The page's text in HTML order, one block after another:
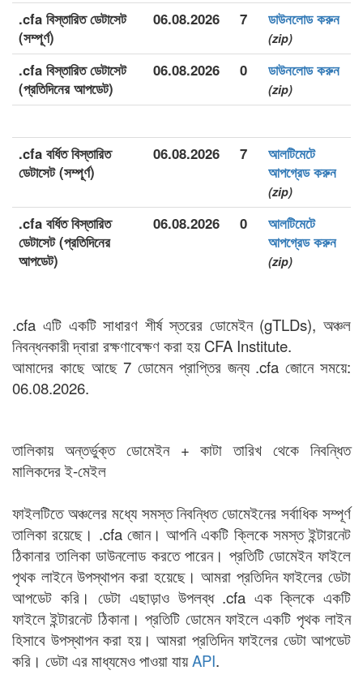
.cfa বিস্তারিত ডেটাসেট
(সম্পূর্ণ)
06.08.2026 7 ডাউনলোড করুন
(zip)
.cfa বিস্তারিত ডেটাসেট
(প্রতিদিনের আপডেট)
06.08.2026 0 ডাউনলোড করুন
(zip)
.cfa বর্ধিত বিস্তারিত
ডেটাসেট (সম্পূর্ণ)
06.08.2026 7
আলটিমেটে
আপগ্রেড করুন
(zip)
.cfa বর্ধিত বিস্তারিত
ডেটাসেট (প্রতিদিনের
আপডেট)
06.08.2026 0
আলটিমেটে
আপগ্রেড করুন
(zip)
.cfa এটি একটি সাধারণ শীর্ষ স্তরের ডোমেইন (gTLDs), অঞ্চল
নিবন্ধনকারী দ্বারা রক্ষণাবেক্ষণ করা হয় CFA Institute.
আমাদের কাছে আছে 7 ডোমেন প্রাপ্তির জন্য .cfa জোনে সময়ে:
06.08.2026.
তালিকায় অন্তর্ভুক্ত ডোমেইন + কাটা তারিখ থেকে নিবন্ধিত
মালিকদের ই-মেইল
ফাইলটিতে অঞ্চলের মধ্যে সমস্ত নিবন্ধিত ডোমেইনের সর্বাধিক সম্পূর্ণ
তালিকা রয়েছে। .cfa জোন। আপনি একটি ক্লিকে সমস্ত ইন্টারনেট
ঠিকানার তালিকা ডাউনলোড করতে পারেন। প্রতিটি ডোমেইন ফাইলে
পৃথক লাইনে উপস্থাপন করা হয়েছে। আমরা প্রতিদিন ফাইলের ডেটা
আপডেট করি। ডেটা এছাড়াও উপলব্ধ .cfa এক ক্লিকে একটি
ফাইলে ইন্টারনেট ঠিকানা। প্রতিটি ডোমেন ফাইলে একটি পৃথক লাইন
হিসাবে উপস্থাপন করা হয়। আমরা প্রতিদিন ফাইলের ডেটা আপডেট
করি। ডেটা এর মাধ্যমেও পাওয়া যায়API.